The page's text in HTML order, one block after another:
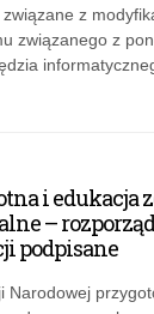
z
związanego z
i edukacja
–
podpisane
Narodowej